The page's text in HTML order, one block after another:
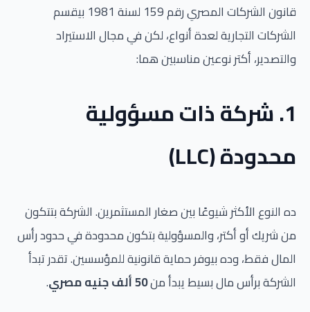
قانون الشركات المصري رقم 159 لسنة 1981 بيقسم
الشركات التجارية لعدة أنواع، لكن في مجال الاستيراد
والتصدير، أكتر نوعين مناسبين هما:
1. شركة ذات مسؤولية
محدودة (LLC)
ده النوع الأكثر شيوعًا بين صغار المستثمرين. الشركة بتتكون
من شريك أو أكتر، والمسؤولية بتكون محدودة في حدود رأس
المال فقط، وده بيوفر حماية قانونية للمؤسسين. تقدر تبدأ
الشركة برأس مال بسيط يبدأ من50 ألف جنيه مصري .